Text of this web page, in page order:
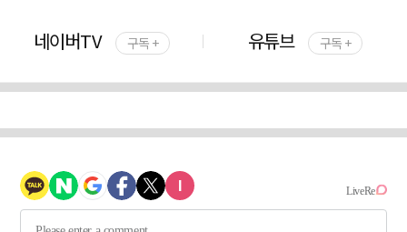
네이버TV 구독 + 유튜브 구독 +